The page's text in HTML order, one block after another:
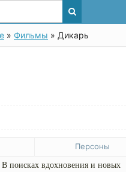
» Фильмы » Дикарь
Персоны
В поисках вдохновения и новых